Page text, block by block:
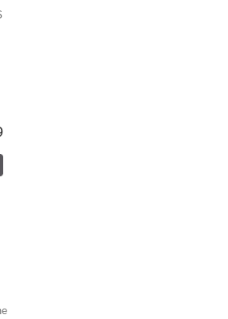
en Agentforce voor Health
aanmerking wilt laten komen voor